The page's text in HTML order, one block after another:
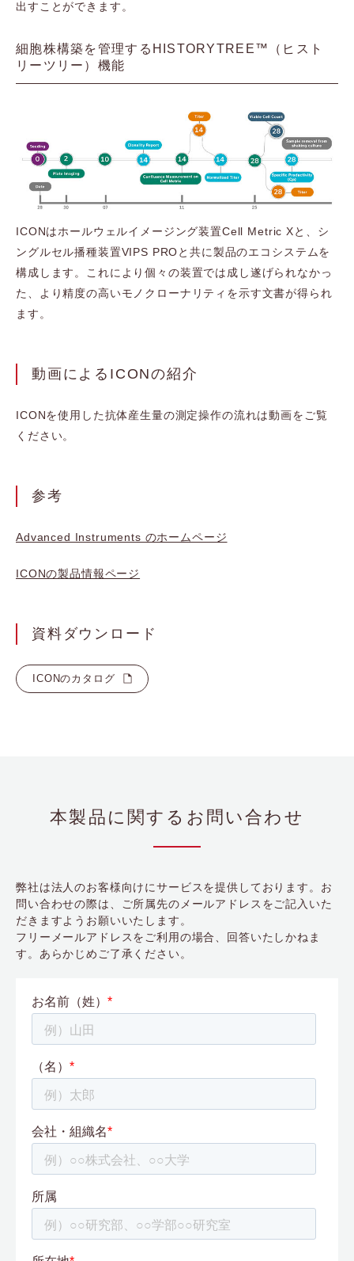
出すことができます。
細胞株構築を管理するHISTORYTREE™（ヒスト
リーツリー）機能
ICONはホールウェルイメージング装置Cell Metric Xと、シ
ングルセル播種装置VIPS PROと共に製品のエコシステムを
構成します。これにより個々の装置では成し遂げられなかっ
た、より精度の高いモノクローナリティを示す文書が得られ
ます。
動画によるICONの紹介
ICONを使用した抗体産生量の測定操作の流れは動画をご覧
ください。
参考
Advanced Instruments のホームページ
ICONの製品情報ページ
資料ダウンロード
ICONのカタログ
本製品に関するお問い合わせ
弊社は法人のお客様向けにサービスを提供しております。お
問い合わせの際は、ご所属先のメールアドレスをご記入いた
だきますようお願いいたします。
フリーメールアドレスをご利用の場合、回答いたしかねま
す。あらかじめご了承ください。